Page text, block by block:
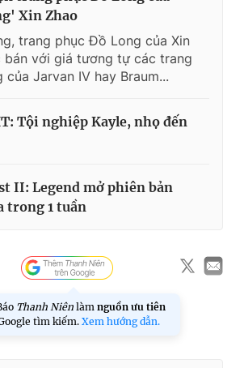
Xin Zhao
trang phục Đồ Long của Xin
bán với giá tương tự các trang
Jarvan IV hay Braum...
Tội nghiệp Kayle, nhọ đến
II: Legend mở phiên bản
trong 1 tuần
Thanh Niên làm nguồn ưu tiên
tìm kiếm. Xem hướng dẫn.